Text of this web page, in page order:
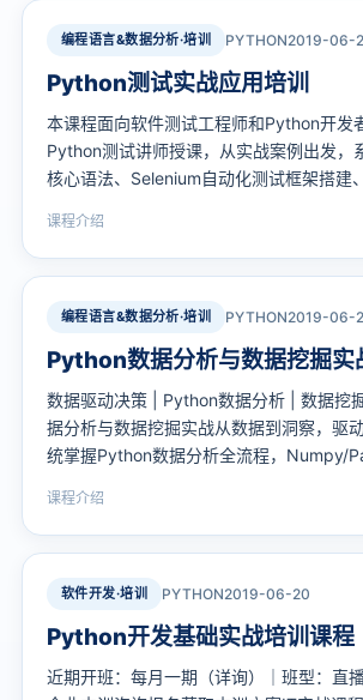
编程语言&数据分析·培训 PYTHON2019-06-
Python测试实战应用培训
本课程面向软件测试工程师和Python开发
Python测试讲师授课，从实战案例出发，
核心语法、Selenium自动化测试框架搭建
课程介绍
编程语言&数据分析·培训 PYTHON2019-06-
Python数据分析与数据挖掘实
数据驱动决策 | Python数据分析 | 数据挖
据分析与数据挖掘实战从数据到洞察，驱
统掌握Python数据分析全流程，Numpy/
析师及数据科学从业者的实战课程，系统
课程介绍
软件开发·培训 PYTHON2019-06-20
Python开发基础实战培训课程
近期开班：每月一期（详询）｜班型：直